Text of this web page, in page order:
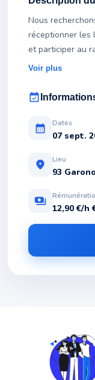
Nous
réceptionner les
et participer au
Voir plus
event_available
calendar_month Dates
07 sept.
location_on Lieu
93
payments
12,90 €/h